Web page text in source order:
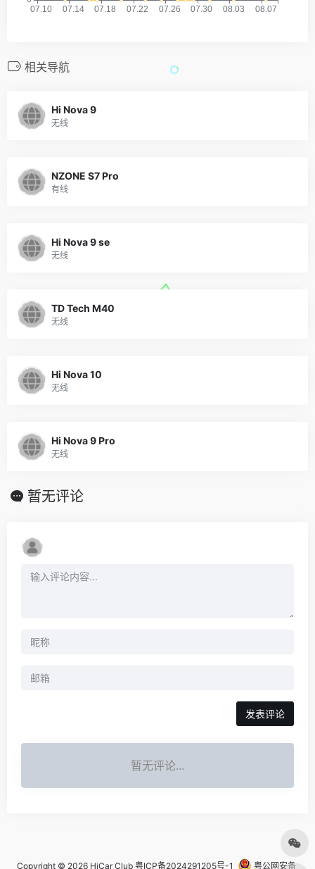
相关导航
Hi Nova 9
无线
NZONE S7 Pro
有线
Hi Nova 9 se
无线
TD Tech M40
无线
Hi Nova 10
无线
Hi Nova 9 Pro
无线
暂无评论
发表评论
暂无评论...
Copyright © 2026 HiCar Club 粤ICP备2024291205号-1 粤公网安备